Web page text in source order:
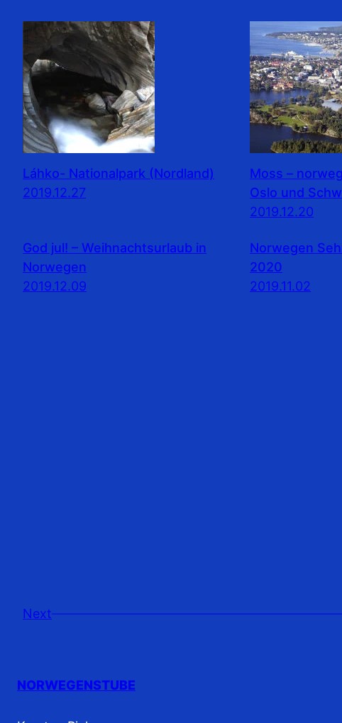
Láhko- Nationalpark (Nordland)
2019.12.27
Moss –
Oslo und
2019.12.20
God jul! – Weihnachtsurlaub in
Norwegen
2019.12.09
Norwegen
2020
2019.11.02
Next
NORWEGENSTUBE